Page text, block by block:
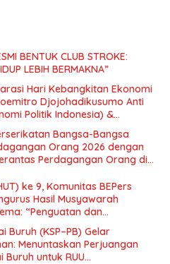
BENTUK CLUB STROKE:
LEBIH BERMAKNA”
Hari Kebangkitan Ekonomi
Djojohadikusumo Anti
Politik Indonesia) &
Undang-Undang Perekonomian
dalam Menata Bangsa
Bangsa-Bangsa
Orang 2026 dengan
Perdagangan Orang di
ke 9, Komunitas BEPers
Hasil Musyawarah
“Penguatan dan
yang Berbasis Riset di seluruh
Buruh (KSP–PB) Gelar
Menuntaskan Perjuangan
untuk RUU